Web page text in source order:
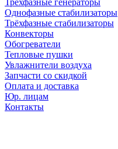
Трехфазные генераторы
Однофазные стабилизаторы
Трёхфазные стабилизаторы
Конвекторы
Обогреватели
Тепловые пушки
Увлажнители воздуха
Запчасти со скидкой
Оплата и доставка
Юр. лицам
Контакты